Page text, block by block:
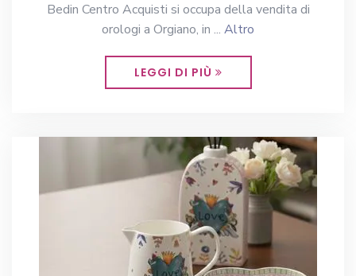
Bedin Centro Acquisti si occupa della vendita di
orologi a Orgiano, in ... Altro
LEGGI DI PIÙ